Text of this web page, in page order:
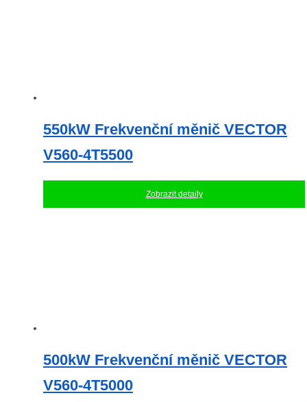
550kW Frekvenční měnič VECTOR
V560-4T5500
Zobrazit detaily
500kW Frekvenční měnič VECTOR
V560-4T5000